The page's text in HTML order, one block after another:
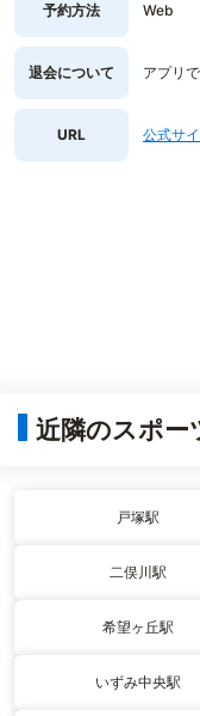
予約方法 Web
退会について アプリ
URL 公式サイ
近隣のスポー
戸塚駅
二俣川駅
希望ヶ丘駅
いずみ中央駅